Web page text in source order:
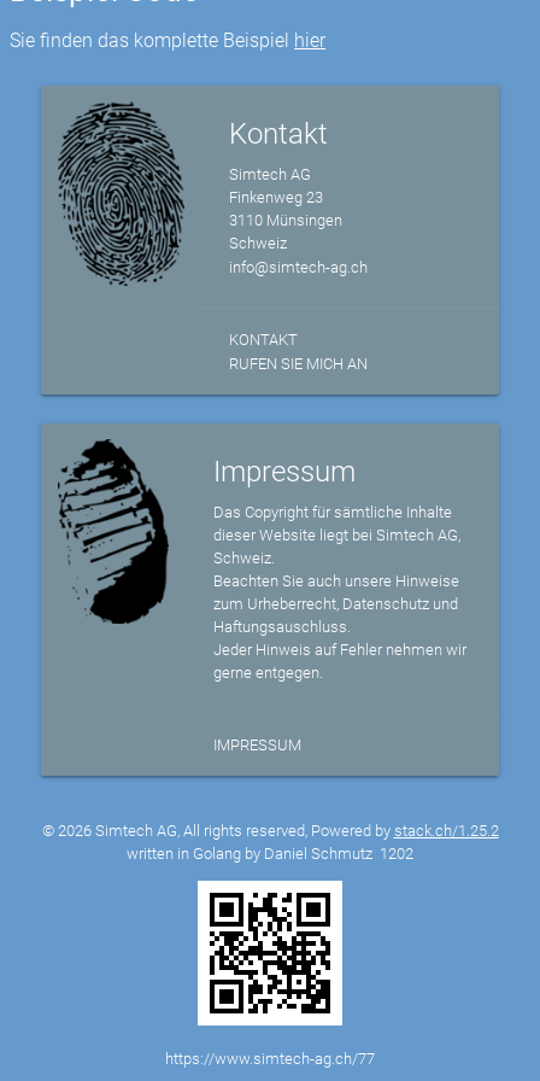
Sie finden das komplette Beispiel hier
Kontakt
Simtech AG
Finkenweg 23
3110 Münsingen
Schweiz
info@simtech-ag.ch
KONTAKT
RUFEN SIE MICH AN
Impressum
Das Copyright für sämtliche Inhalte
dieser Website liegt bei Simtech AG,
Schweiz.
Beachten Sie auch unsere Hinweise
zum Urheberrecht, Datenschutz und
Haftungsauschluss.
Jeder Hinweis auf Fehler nehmen wir
gerne entgegen.
IMPRESSUM
© 2026 Simtech AG, All rights reserved, Powered by stack.ch/1.25.2
written in Golang by Daniel Schmutz 1202
https://www.simtech-ag.ch/77